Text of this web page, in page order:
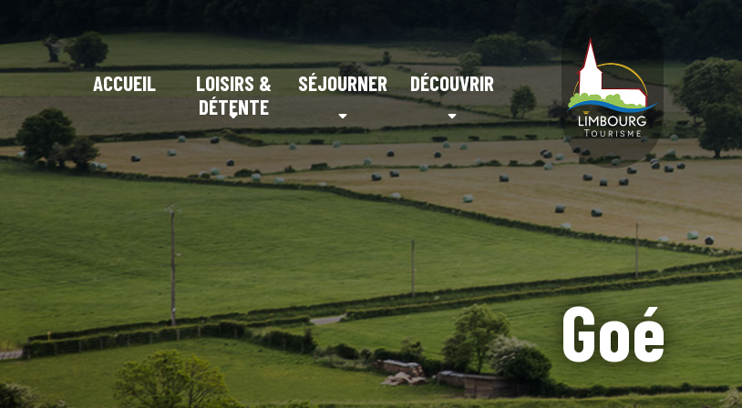
ACCUEIL
LOISIRS &
DÉTENTE
SÉJOURNER DÉCOUVRIR
Goé